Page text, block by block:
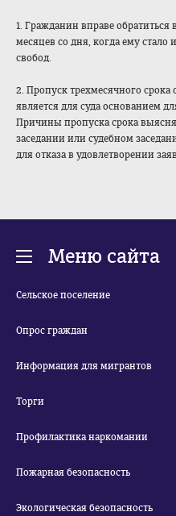
1. Гражданин вправе обратиться
месяцев со дня, когда ему стало
свобод.
2. Пропуск трехмесячного
является для суда основанием
Причины пропуска срока
заседании или судебном
для отказа в удовлетворении
Меню сайта
Сельское поселение
Опрос граждан
Информация для мигрантов
Торги
Профилактика наркомании
Пожарная безопасность
Экологическая безопасность